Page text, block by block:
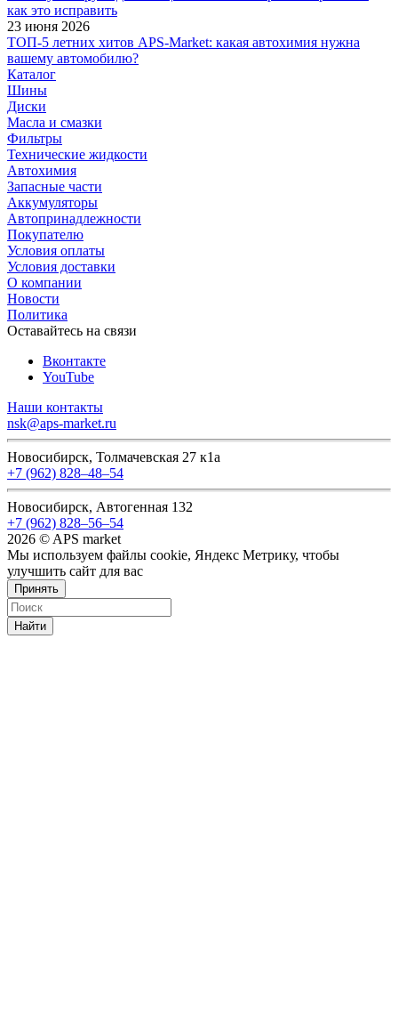
как это исправить
23 июня 2026
ТОП-5 летних хитов APS-Market: какая автохимия нужна
вашему автомобилю?
Каталог
Шины
Диски
Масла и смазки
Фильтры
Технические жидкости
Автохимия
Запасные части
Аккумуляторы
Автопринадлежности
Покупателю
Условия оплаты
Условия доставки
О компании
Новости
Политика
Оставайтесь на связи
Вконтакте
YouTube
Наши контакты
nsk@aps-market.ru
Новосибирск, Толмачевская 27 к1а
+7 (962) 828‒48‒54
Новосибирск, Автогенная 132
+7 (962) 828‒56‒54
2026 © APS market
Мы используем файлы cookie, Яндекс Метрику, чтобы
улучшить сайт для вас
Принять
Найти